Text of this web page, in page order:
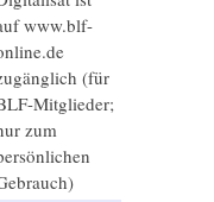
www.blf-
(für
Mitglieder;
zum